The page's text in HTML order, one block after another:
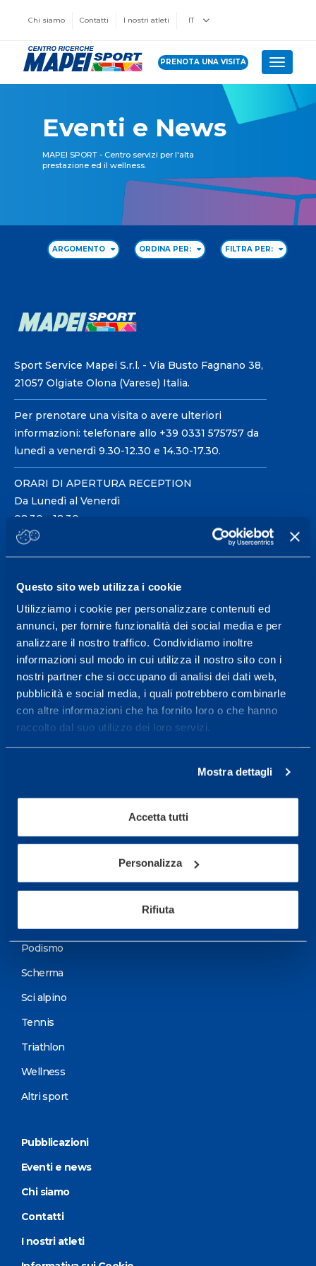
Questo sito web utilizza i cookie
Utilizziamo i cookie per personalizzare contenuti ed
annunci, per fornire funzionalità dei social media e per
analizzare il nostro traffico. Condividiamo inoltre
informazioni sul modo in cui utilizza il nostro sito con i
nostri partner che si occupano di analisi dei dati web,
pubblicità e social media, i quali potrebbero combinarle
con altre informazioni che ha fornito loro o che hanno
raccolto dal suo utilizzo dei loro servizi.
Mostra dettagli
Accetta tutti
Personalizza
Rifiuta
Chi siamo Contatti I nostri atleti IT
PRENOTA UNA VISITA Toggle
Eventi e News
MAPEI SPORT - Centro servizi per l'alta
prestazione ed il wellness.
ARGOMENTO ORDINA PER: FILTRA PER:
Sport Service Mapei S.r.l. - Via Busto Fagnano 38,
21057 Olgiate Olona (Varese) Italia.
Per prenotare una visita o avere ulteriori
informazioni: telefonare allo +39 0331 575757 da
lunedì a venerdì 9.30-12.30 e 14.30-17.30.
ORARI DI APERTURA RECEPTION
Da Lunedì al Venerdì
08.30 - 18.30
Centro servizi per l'alta
prestazione ed il
wellness.
Maggiori informazioni
Servizi
Servizi Medici
Test di valutazione
Podismo
Scherma
Sci alpino
Tennis
Triathlon
Wellness
Altri sport
Pubblicazioni
Eventi e news
Chi siamo
Contatti
I nostri atleti